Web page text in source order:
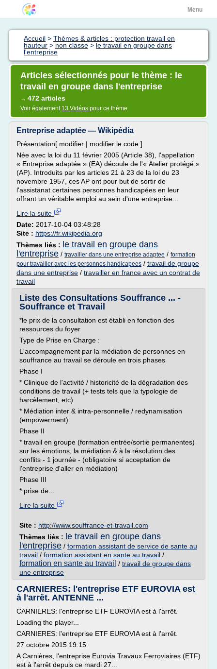
Menu
Accueil > Thèmes & articles : protection travail en
hauteur > non classe > le travail en groupe dans
l'entreprise
Articles sélectionnés pour le thème : le
travail en groupe dans l'entreprise
→ 472 articles
Voir également 13 Vidéos pour ce thème
Entreprise adaptée — Wikipédia
Présentation[ modifier | modifier le code ]
Née avec la loi du 11 février 2005 (Article 38), l'appellation
« Entreprise adaptée » (EA) découle de l'« Atelier protégé »
(AP). Introduits par les articles 21 à 23 de la loi du 23
novembre 1957, ces AP ont pour but de sortir de
l'assistanat certaines personnes handicapées en leur
offrant un véritable emploi au sein d'une entreprise...
Lire la suite
Date: 2017-10-04 03:48:28
Site : https://fr.wikipedia.org
Thèmes liés : le travail en groupe dans
l'entreprise / travailler dans une entreprise adaptee / formation
pour travailler avec les personnes handicapees / travail de groupe
dans une entreprise / travailler en france avec un contrat de
travail
Liste des Consultations Souffrance ... -
Souffrance et Travail
*le prix de la consultation est établi en fonction des
ressources du foyer
Type de Prise en Charge :
L'accompagnement par la médiation de personnes en
souffrance au travail se déroule en trois phases
Phase I
* Clinique de l'activité / historicité de la dégradation des
conditions de travail (+ tests tels que la typologie de
harcèlement, etc)
* Médiation inter & intra-personnelle / redynamisation
(empowerment)
Phase II
* travail en groupe (formation entrée/sortie permanentes)
sur les émotions, la médiation & à la résolution des
conflits - 1 journée - (obligatoire si acceptation de
l'entreprise d'aller en médiation)
Phase III
* prise de...
Lire la suite
Site : http://www.souffrance-et-travail.com
Thèmes liés : le travail en groupe dans
l'entreprise / formation assistant de service de sante au
travail / formation assistant en sante au travail /
formation en sante au travail / travail de groupe dans
une entreprise
CARNIERES: l'entreprise ETF EUROVIA est
à l'arrêt. ANTENNE ...
CARNIERES: l'entreprise ETF EUROVIA est à l'arrêt.
Loading the player...
CARNIERES: l'entreprise ETF EUROVIA est à l'arrêt.
27 octobre 2015 19:15
A Carnières, l'entreprise Eurovia Travaux Ferroviaires (ETF)
est à l'arrêt depuis ce mardi 27...